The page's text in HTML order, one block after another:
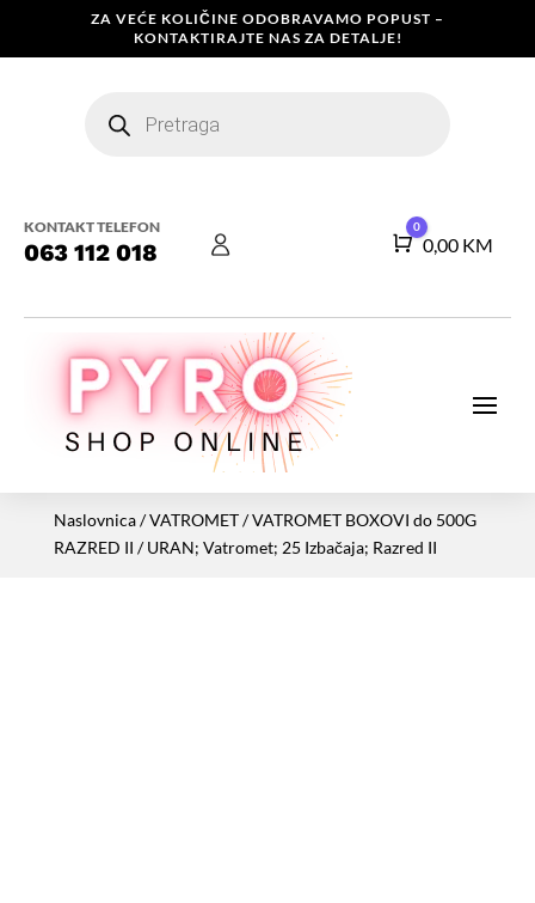
ZA VEĆE KOLIČINE ODOBRAVAMO POPUST –
KONTAKTIRAJTE NAS ZA DETALJE!
search
KONTAKT TELEFON
063 112 018 Košarica
0
0,00 KM
Naslovnica/VATROMET/VATROMET BOXOVI do 500G
RAZRED II / URAN; Vatromet; 25 Izbačaja; Razred II